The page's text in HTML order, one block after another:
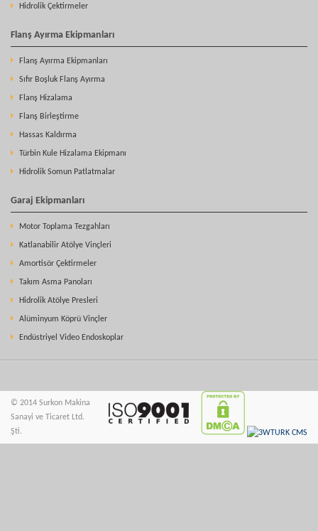
Hidrolik Çektirmeler
Flanş Ayırma Ekipmanları
Flanş Ayırma Ekipmanları
Sıfır Boşluk Flanş Ayırma
Flanş Hizalama
Flanş Birleştirme
Hassas Kaldırma
Türbin Kule Hizalama Ekipmanı
Hidrolik Somun Patlatmalar
Garaj Ekipmanları
Motor Toplama Tezgahları
Katlanabilir Atölye Vinçleri
Amortisör Çektirmeler
Takım Asma Panoları
Hidrolik Atölye Presleri
Alüminyum Köprü Vinçler
Endüstriyel Video Endoskoplar
© 2014 Surkon Makina
Sanayi ve Ticaret Ltd.
Şti.